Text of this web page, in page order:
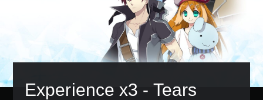
Experience x3 - Tears